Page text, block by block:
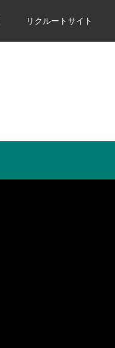
リクルートサイト